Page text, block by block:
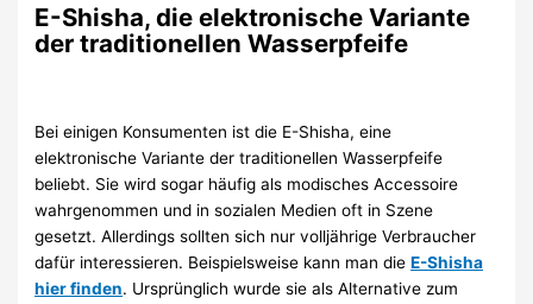
E-Shisha, die elektronische Variante
der traditionellen Wasserpfeife
Bei einigen Konsumenten ist die E-Shisha, eine
elektronische Variante der traditionellen Wasserpfeife
beliebt. Sie wird sogar häufig als modisches Accessoire
wahrgenommen und in sozialen Medien oft in Szene
gesetzt. Allerdings sollten sich nur volljährige Verbraucher
dafür interessieren. Beispielsweise kann man dieE-Shisha
hier finden. Ursprünglich wurde sie als Alternative zum